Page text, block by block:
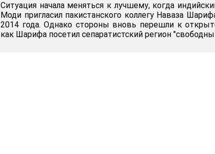
Ситуация начала меняться к лучшему, когда
Моди пригласил пакистанского коллегу Наваза
2014 года. Однако стороны вновь перешли к
как Шарифа посетил сепаратистский регион